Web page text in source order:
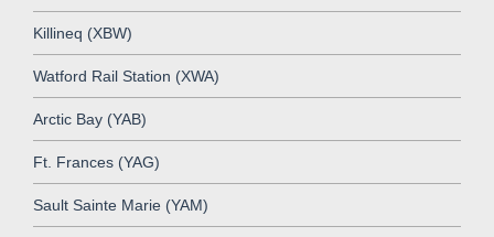
Killineq (XBW)
Watford Rail Station (XWA)
Arctic Bay (YAB)
Ft. Frances (YAG)
Sault Sainte Marie (YAM)